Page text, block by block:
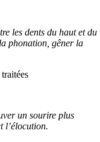
les dents du haut et du
phonation, gêner la
un sourire plus
l’élocution.